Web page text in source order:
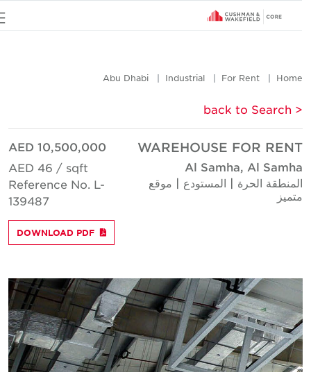
Home
For Rent
Industrial
Abu Dhabi
< back to Search
WAREHOUSE FOR RENT
Al Samha, Al Samha
المنطقة الحرة | المستودع | موقع
متميز
AED 10,500,000
AED 46 / sqft
Reference No. L-
139487
DOWNLOAD PDF